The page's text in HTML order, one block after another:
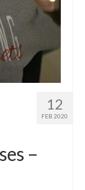
12
FEB 2020
–